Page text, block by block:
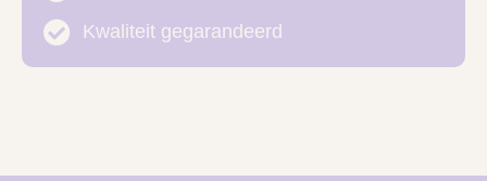
Kwaliteit gegarandeerd